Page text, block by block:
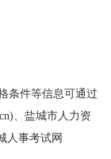
件等信息可通过
、盐城市人力资
人事考试网